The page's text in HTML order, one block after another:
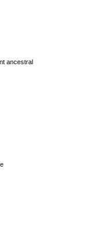
ancestral